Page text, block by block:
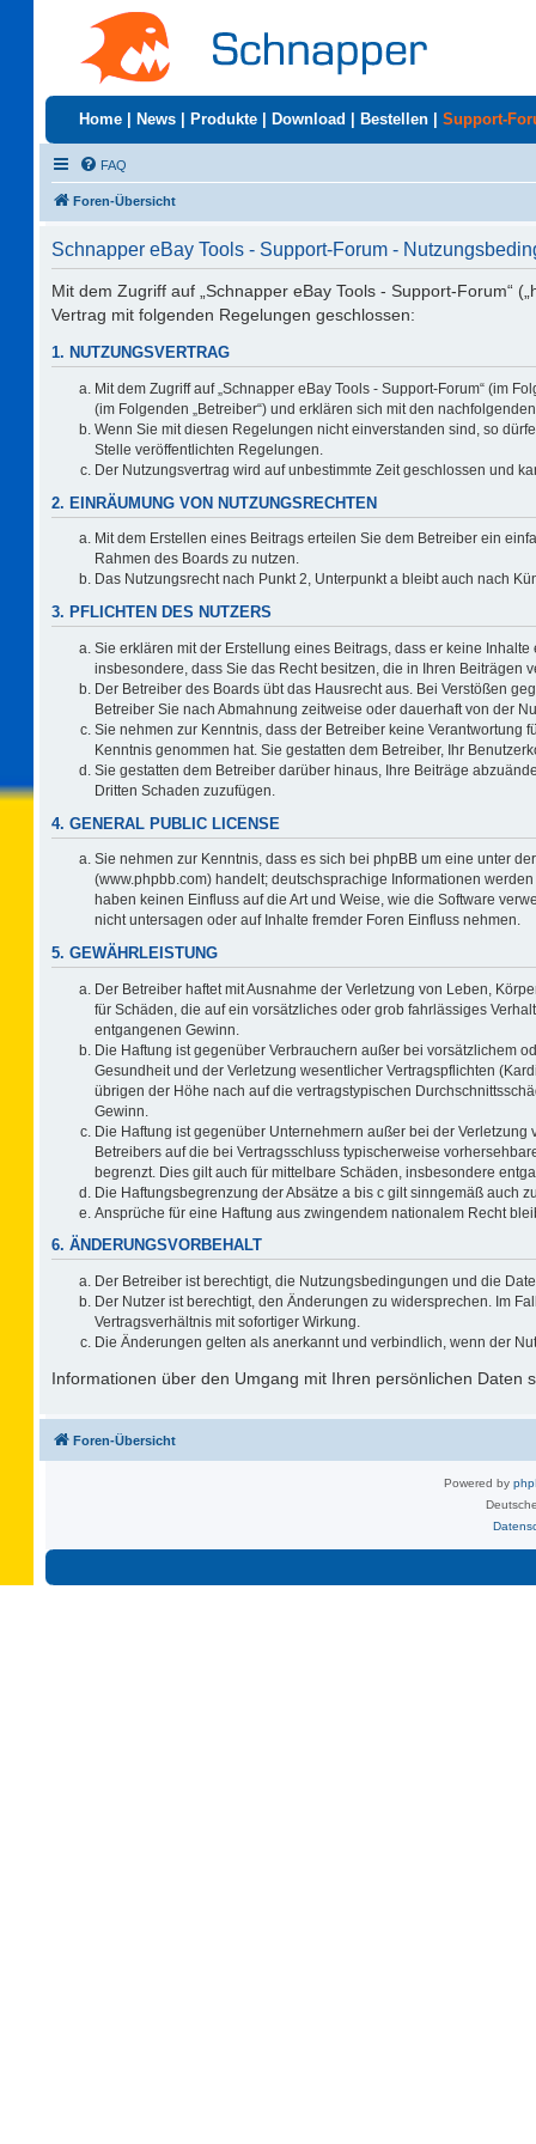
Home News Produkte Download Bestellen Support-
FAQ
Foren-Übersicht
Schnapper eBay Tools - Support-Forum -
Mit dem Zugriff auf „Schnapper eBay Tools - Support-Forum“
Vertrag mit folgenden Regelungen geschlossen:
1. NUTZUNGSVERTRAG
Mit dem Zugriff auf „Schnapper eBay Tools - Support-Forum“ (im
(im Folgenden „Betreiber“) und erklären sich mit den
Wenn Sie mit diesen Regelungen nicht einverstanden sind, so
Stelle veröffentlichten Regelungen.
Der Nutzungsvertrag wird auf unbestimmte Zeit geschlossen und
2. EINRÄUMUNG VON NUTZUNGSRECHTEN
Mit dem Erstellen eines Beitrags erteilen Sie dem Betreiber ein
Rahmen des Boards zu nutzen.
Das Nutzungsrecht nach Punkt 2, Unterpunkt a bleibt auch nach
3. PFLICHTEN DES NUTZERS
Sie erklären mit der Erstellung eines Beitrags, dass er keine
insbesondere, dass Sie das Recht besitzen, die in Ihren Beiträgen
Der Betreiber des Boards übt das Hausrecht aus. Bei Verstößen
Betreiber Sie nach Abmahnung zeitweise oder dauerhaft von der
Sie nehmen zur Kenntnis, dass der Betreiber keine Verantwortung
Kenntnis genommen hat. Sie gestatten dem Betreiber, Ihr
Sie gestatten dem Betreiber darüber hinaus, Ihre Beiträge
Dritten Schaden zuzufügen.
4. GENERAL PUBLIC LICENSE
Sie nehmen zur Kenntnis, dass es sich bei phpBB um eine unter der
(www.phpbb.com) handelt; deutschsprachige Informationen
haben keinen Einfluss auf die Art und Weise, wie die Software
nicht untersagen oder auf Inhalte fremder Foren Einfluss nehmen.
5. GEWÄHRLEISTUNG
Der Betreiber haftet mit Ausnahme der Verletzung von Leben,
für Schäden, die auf ein vorsätzliches oder grob fahrlässiges
entgangenen Gewinn.
Die Haftung ist gegenüber Verbrauchern außer bei vorsätzlichem
Gesundheit und der Verletzung wesentlicher Vertragspflichten
übrigen der Höhe nach auf die vertragstypischen
Gewinn.
Die Haftung ist gegenüber Unternehmern außer bei der
Betreibers auf die bei Vertragsschluss typischerweise
begrenzt. Dies gilt auch für mittelbare Schäden, insbesondere
Die Haftungsbegrenzung der Absätze a bis c gilt sinngemäß auch
Ansprüche für eine Haftung aus zwingendem nationalem Recht
6. ÄNDERUNGSVORBEHALT
Der Betreiber ist berechtigt, die Nutzungsbedingungen und die
Der Nutzer ist berechtigt, den Änderungen zu widersprechen. Im
Vertragsverhältnis mit sofortiger Wirkung.
Die Änderungen gelten als anerkannt und verbindlich, wenn der
Informationen über den Umgang mit Ihren persönlichen Daten
Foren-Übersicht
Powered by